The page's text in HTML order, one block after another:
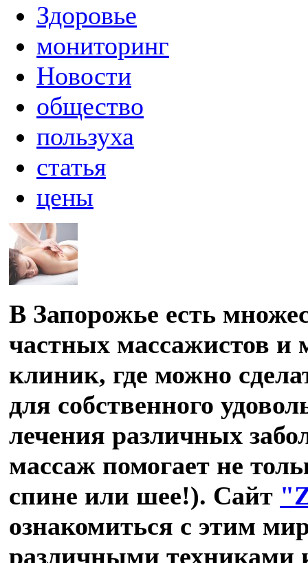
Здоровье
мониторинг
Новости
общество
пользуха
статья
цены
В Запорожье есть
частных массажистов и
клиник, где можно
для собственного
лечения различных
массаж помогает не
спине или шее!). Сайт
ознакомиться с этим
различными техниками